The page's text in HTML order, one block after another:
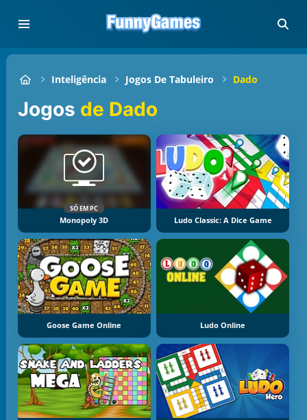
Inteligência Jogos De Tabuleiro Dado
Jogos de Dado
SÓ EM PC
Monopoly 3D Ludo Classic: A Dice Game
Goose Game Online Ludo Online